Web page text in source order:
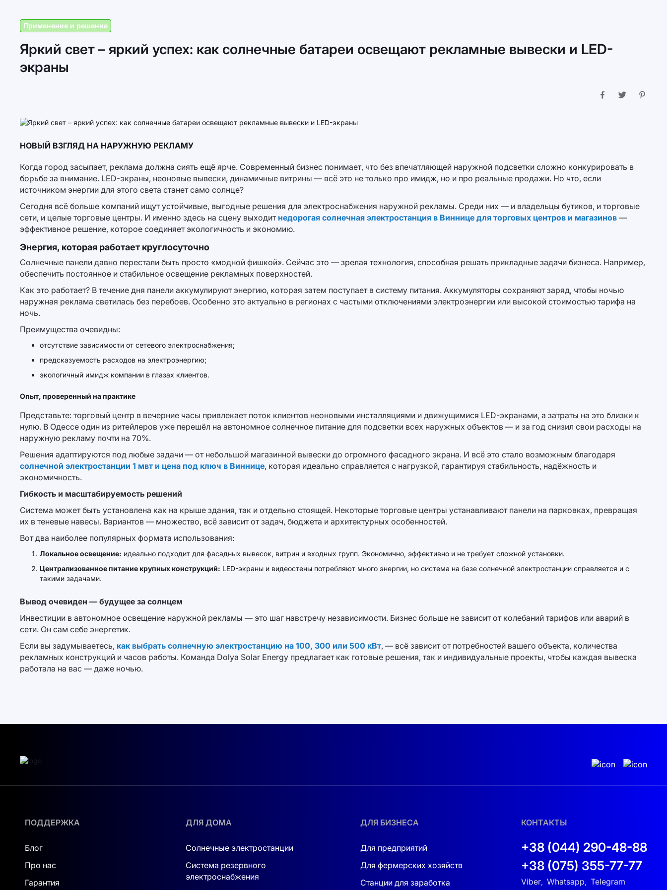
Применение и решение
Яркий свет – яркий успех: как солнечные батареи освещают рекламные вывески и LED-
экраны
НОВЫЙ ВЗГЛЯД НА НАРУЖНУЮ РЕКЛАМУ
Когда город засыпает, реклама должна сиять ещё ярче. Современный бизнес понимает, что без впечатляющей наружной подсветки сложно конкурировать в
борьбе за внимание. LED-экраны, неоновые вывески, динамичные витрины — всё это не только про имидж, но и про реальные продажи. Но что, если
источником энергии для этого света станет само солнце?
Сегодня всё больше компаний ищут устойчивые, выгодные решения для электроснабжения наружной рекламы. Среди них — и владельцы бутиков, и торговые
сети, и целые торговые центры. И именно здесь на сцену выходит недорогая солнечная электростанция в Виннице для торговых центров и магазинов —
эффективное решение, которое соединяет экологичность и экономию.
Энергия, которая работает круглосуточно
Солнечные панели давно перестали быть просто «модной фишкой». Сейчас это — зрелая технология, способная решать прикладные задачи бизнеса. Например,
обеспечить постоянное и стабильное освещение рекламных поверхностей.
Как это работает? В течение дня панели аккумулируют энергию, которая затем поступает в систему питания. Аккумуляторы сохраняют заряд, чтобы ночью
наружная реклама светилась без перебоев. Особенно это актуально в регионах с частыми отключениями электроэнергии или высокой стоимостью тарифа на
ночь.
Преимущества очевидны:
отсутствие зависимости от сетевого электроснабжения;
предсказуемость расходов на электроэнергию;
экологичный имидж компании в глазах клиентов.
Опыт, проверенный на практике
Представьте: торговый центр в вечерние часы привлекает поток клиентов неоновыми инсталляциями и движущимися LED-экранами, а затраты на это близки к
нулю. В Одессе один из ритейлеров уже перешёл на автономное солнечное питание для подсветки всех наружных объектов — и за год снизил свои расходы на
наружную рекламу почти на 70%.
Решения адаптируются под любые задачи — от небольшой магазинной вывески до огромного фасадного экрана. И всё это стало возможным благодаря
солнечной электростанции 1 мвт и цена под ключ в Виннице, которая идеально справляется с нагрузкой, гарантируя стабильность, надёжность и
экономичность.
Гибкость и масштабируемость решений
Система может быть установлена как на крыше здания, так и отдельно стоящей. Некоторые торговые центры устанавливают панели на парковках, превращая
их в теневые навесы. Вариантов — множество, всё зависит от задач, бюджета и архитектурных особенностей.
Вот два наиболее популярных формата использования:
Локальное освещение: идеально подходит для фасадных вывесок, витрин и входных групп. Экономично, эффективно и не требует сложной установки.
Централизованное питание крупных конструкций: LED-экраны и видеостены потребляют много энергии, но система на базе солнечной электростанции справляется и с
такими задачами.
Вывод очевиден — будущее за солнцем
Инвестиции в автономное освещение наружной рекламы — это шаг навстречу независимости. Бизнес больше не зависит от колебаний тарифов или аварий в
сети. Он сам себе энергетик.
Если вы задумываетесь, как выбрать солнечную электростанцию на 100, 300 или 500 кВт, — всё зависит от потребностей вашего объекта, количества
рекламных конструкций и часов работы. Команда Dolya Solar Energy предлагает как готовые решения, так и индивидуальные проекты, чтобы каждая вывеска
работала на вас — даже ночью.
ПОДДЕРЖКА
Блог
Про нас
Гарантия
ДЛЯ ДОМА
Солнечные электростанции
Система резервного
электроснабжения
ДЛЯ БИЗНЕСА
Для предприятий
Для фермерских хозяйств
Станции для заработка
КОНТАКТЫ
+38 (044) 290-48-88
+38 (075) 355-77-77
Viber, Whatsapp, Telegram